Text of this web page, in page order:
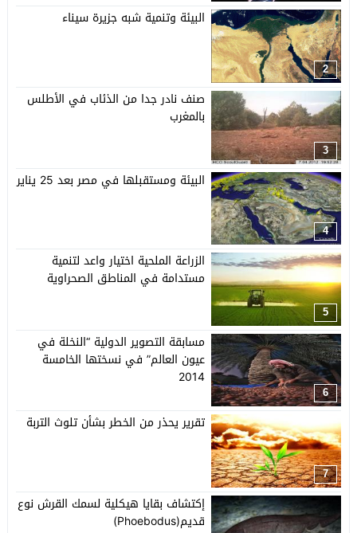
2
البيئة وتنمية شبه جزيرة سيناء
3
صنف نادر جدا من الذئاب في الأطلس
بالمغرب
4
البيئة ومستقبلها في مصر بعد 25 يناير
5
الزراعة الملحية اختيار واعد لتنمية
مستدامة في المناطق الصحراوية
6
مسابقة التصوير الدولية “النخلة في
عيون العالم” في نسختها الخامسة
2014
7
تقرير يحذر من الخطر بشأن تلوث التربة
إكتشاف بقايا هيكلية لسمك القرش نوع
قديم(Phoebodus)